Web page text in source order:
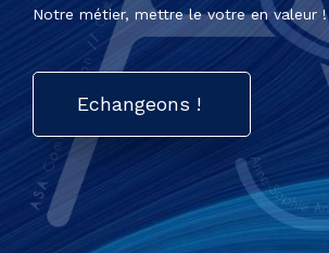
Notre métier, mettre le votre en valeur !
Echangeons !